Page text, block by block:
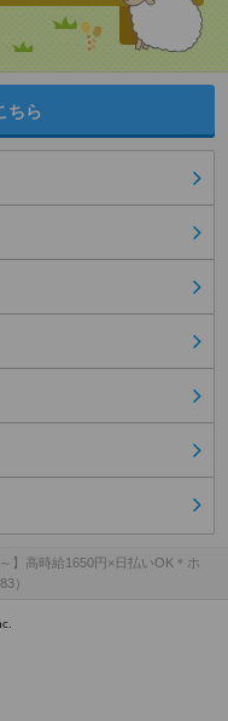
ちら
～】高時給1650円×日払いOK＊ホ
）